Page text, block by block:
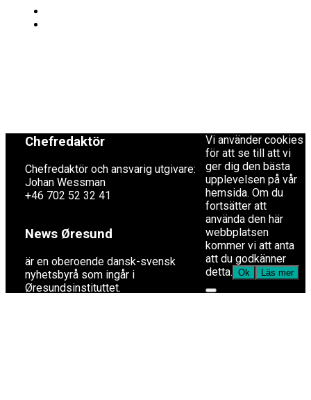
Chefredaktör
Chefredaktör och ansvarig utgivare:
Johan Wessman
+46 702 52 32 41
News Øresund
är en oberoende dansk-svensk
nyhets­byrå som ingår i
Øresundsinstituttet.
Vi använder cookies
för att se till att vi
ger dig den bästa
upplevelsen på vår
hemsida. Om du
fortsätter att
använda den här
webbplatsen
kommer vi att anta
att du godkänner
detta. Ok Läs mer